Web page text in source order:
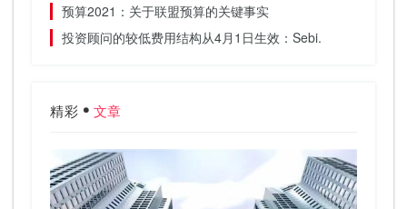
预算2021：关于联盟预算的关键事实
投资顾问的较低费用结构从4月1日生效：Sebi.
精彩 文章